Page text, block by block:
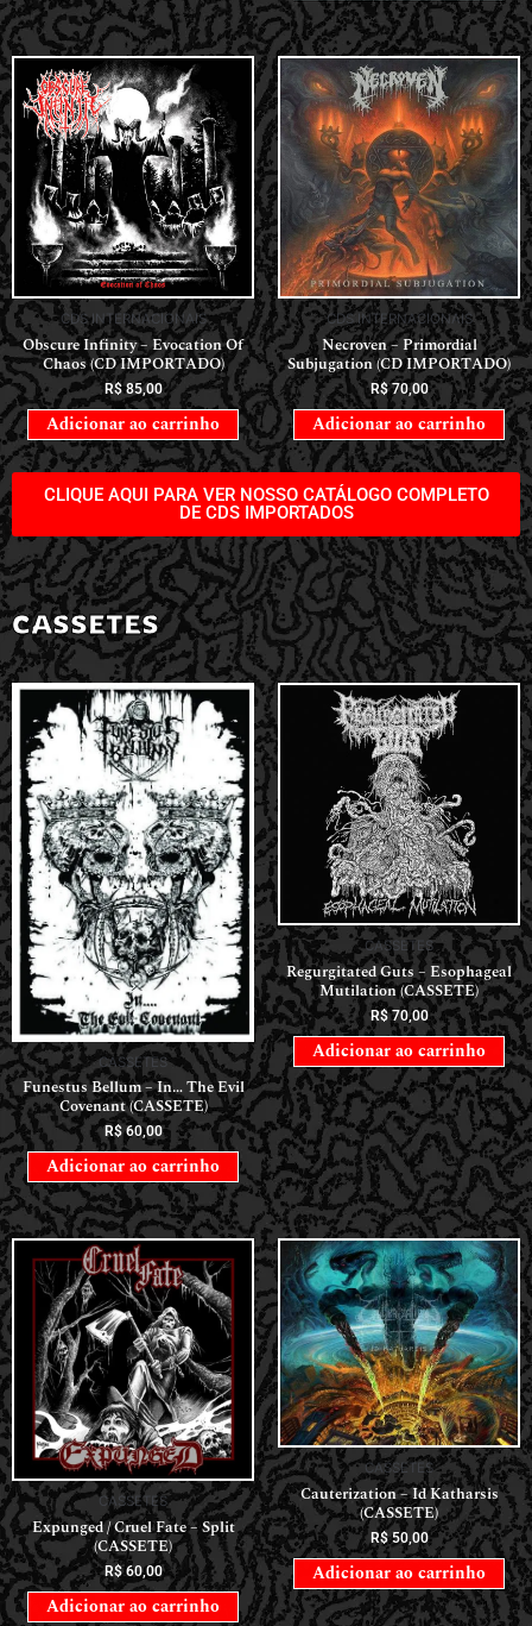
CDS INTERNACIONAIS
Obscure Infinity – Evocation Of
Chaos (CD IMPORTADO)
R$85,00
Adicionar ao carrinho
CDS INTERNACIONAIS
Necroven – Primordial
Subjugation (CD IMPORTADO)
R$70,00
Adicionar ao carrinho
CLIQUE AQUI PARA VER NOSSO CATÁLOGO COMPLETO
DE CDS IMPORTADOS
CASSETES
CASSETES
Funestus Bellum – In… The Evil
Covenant (CASSETE)
R$60,00
Adicionar ao carrinho
CASSETES
Regurgitated Guts – Esophageal
Mutilation (CASSETE)
R$70,00
Adicionar ao carrinho
CASSETES
Expunged / Cruel Fate – Split
(CASSETE)
R$60,00
Adicionar ao carrinho
CASSETES
Cauterization – Id Katharsis
(CASSETE)
R$50,00
Adicionar ao carrinho